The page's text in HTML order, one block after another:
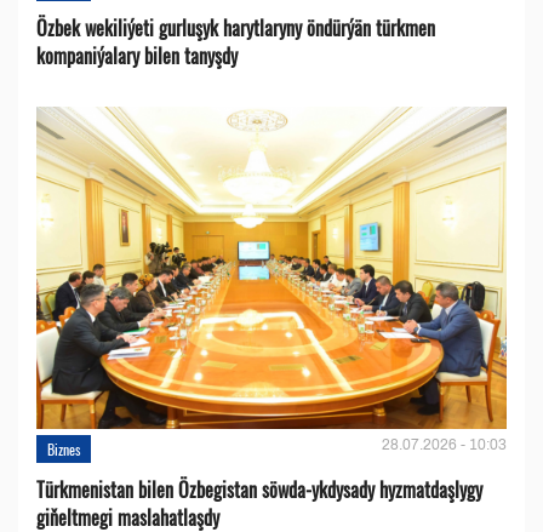
Özbek wekiliýeti gurluşyk harytlaryny öndürýän türkmen
kompaniýalary bilen tanyşdy
Biznes 28.07.2026 - 10:03
Türkmenistan bilen Özbegistan söwda-ykdysady hyzmatdaşlygy
giňeltmegi maslahatlaşdy